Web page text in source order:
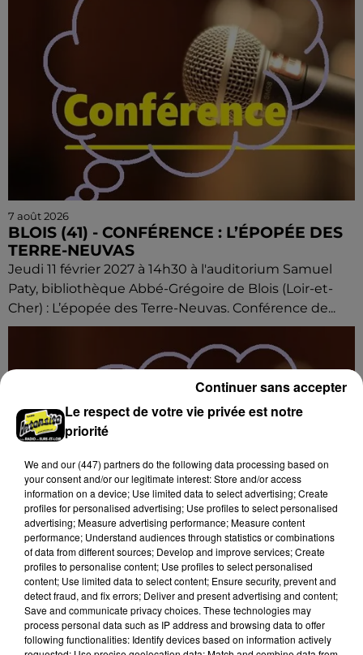
7 août 2026
BLOIS (41) - CONFÉRENCE : L’ÉPOPÉE DES
TERRE-NEUVAS
Jeudi 11 février 2027 à 14h30 à l'auditorium Samuel
Paty, bibliothèque Abbé-Grégoire de Blois (Loir-et-
Cher) : L’épopée des Terre-Neuvas. Conférence de...
7 août 2026
BLOIS (41) - CONFÉRENCE : « SOYEZ
MAUDITS ! »
Le respect de votre vie privée est notre
priorité
We and our (447) partnersdo the following data processing based on
your consent and/or our legitimate interest: Store and/or access
information on a device; Use limited data to select advertising; Create
profiles for personalised advertising; Use profiles to select personalised
advertising; Measure advertising performance; Measure content
performance; Understand audiences through statistics or combinations
of data from different sources; Develop and improve services; Create
profiles to personalise content; Use profiles to select personalised
content; Use limited data to select content; Ensure security, prevent and
detect fraud, and fix errors; Deliver and present advertising and content;
Save and communicate privacy choices. These technologies may
process personal data such as IP address and browsing data to offer
following functionalities: Identify devices based on information actively
Continuer sans accepter